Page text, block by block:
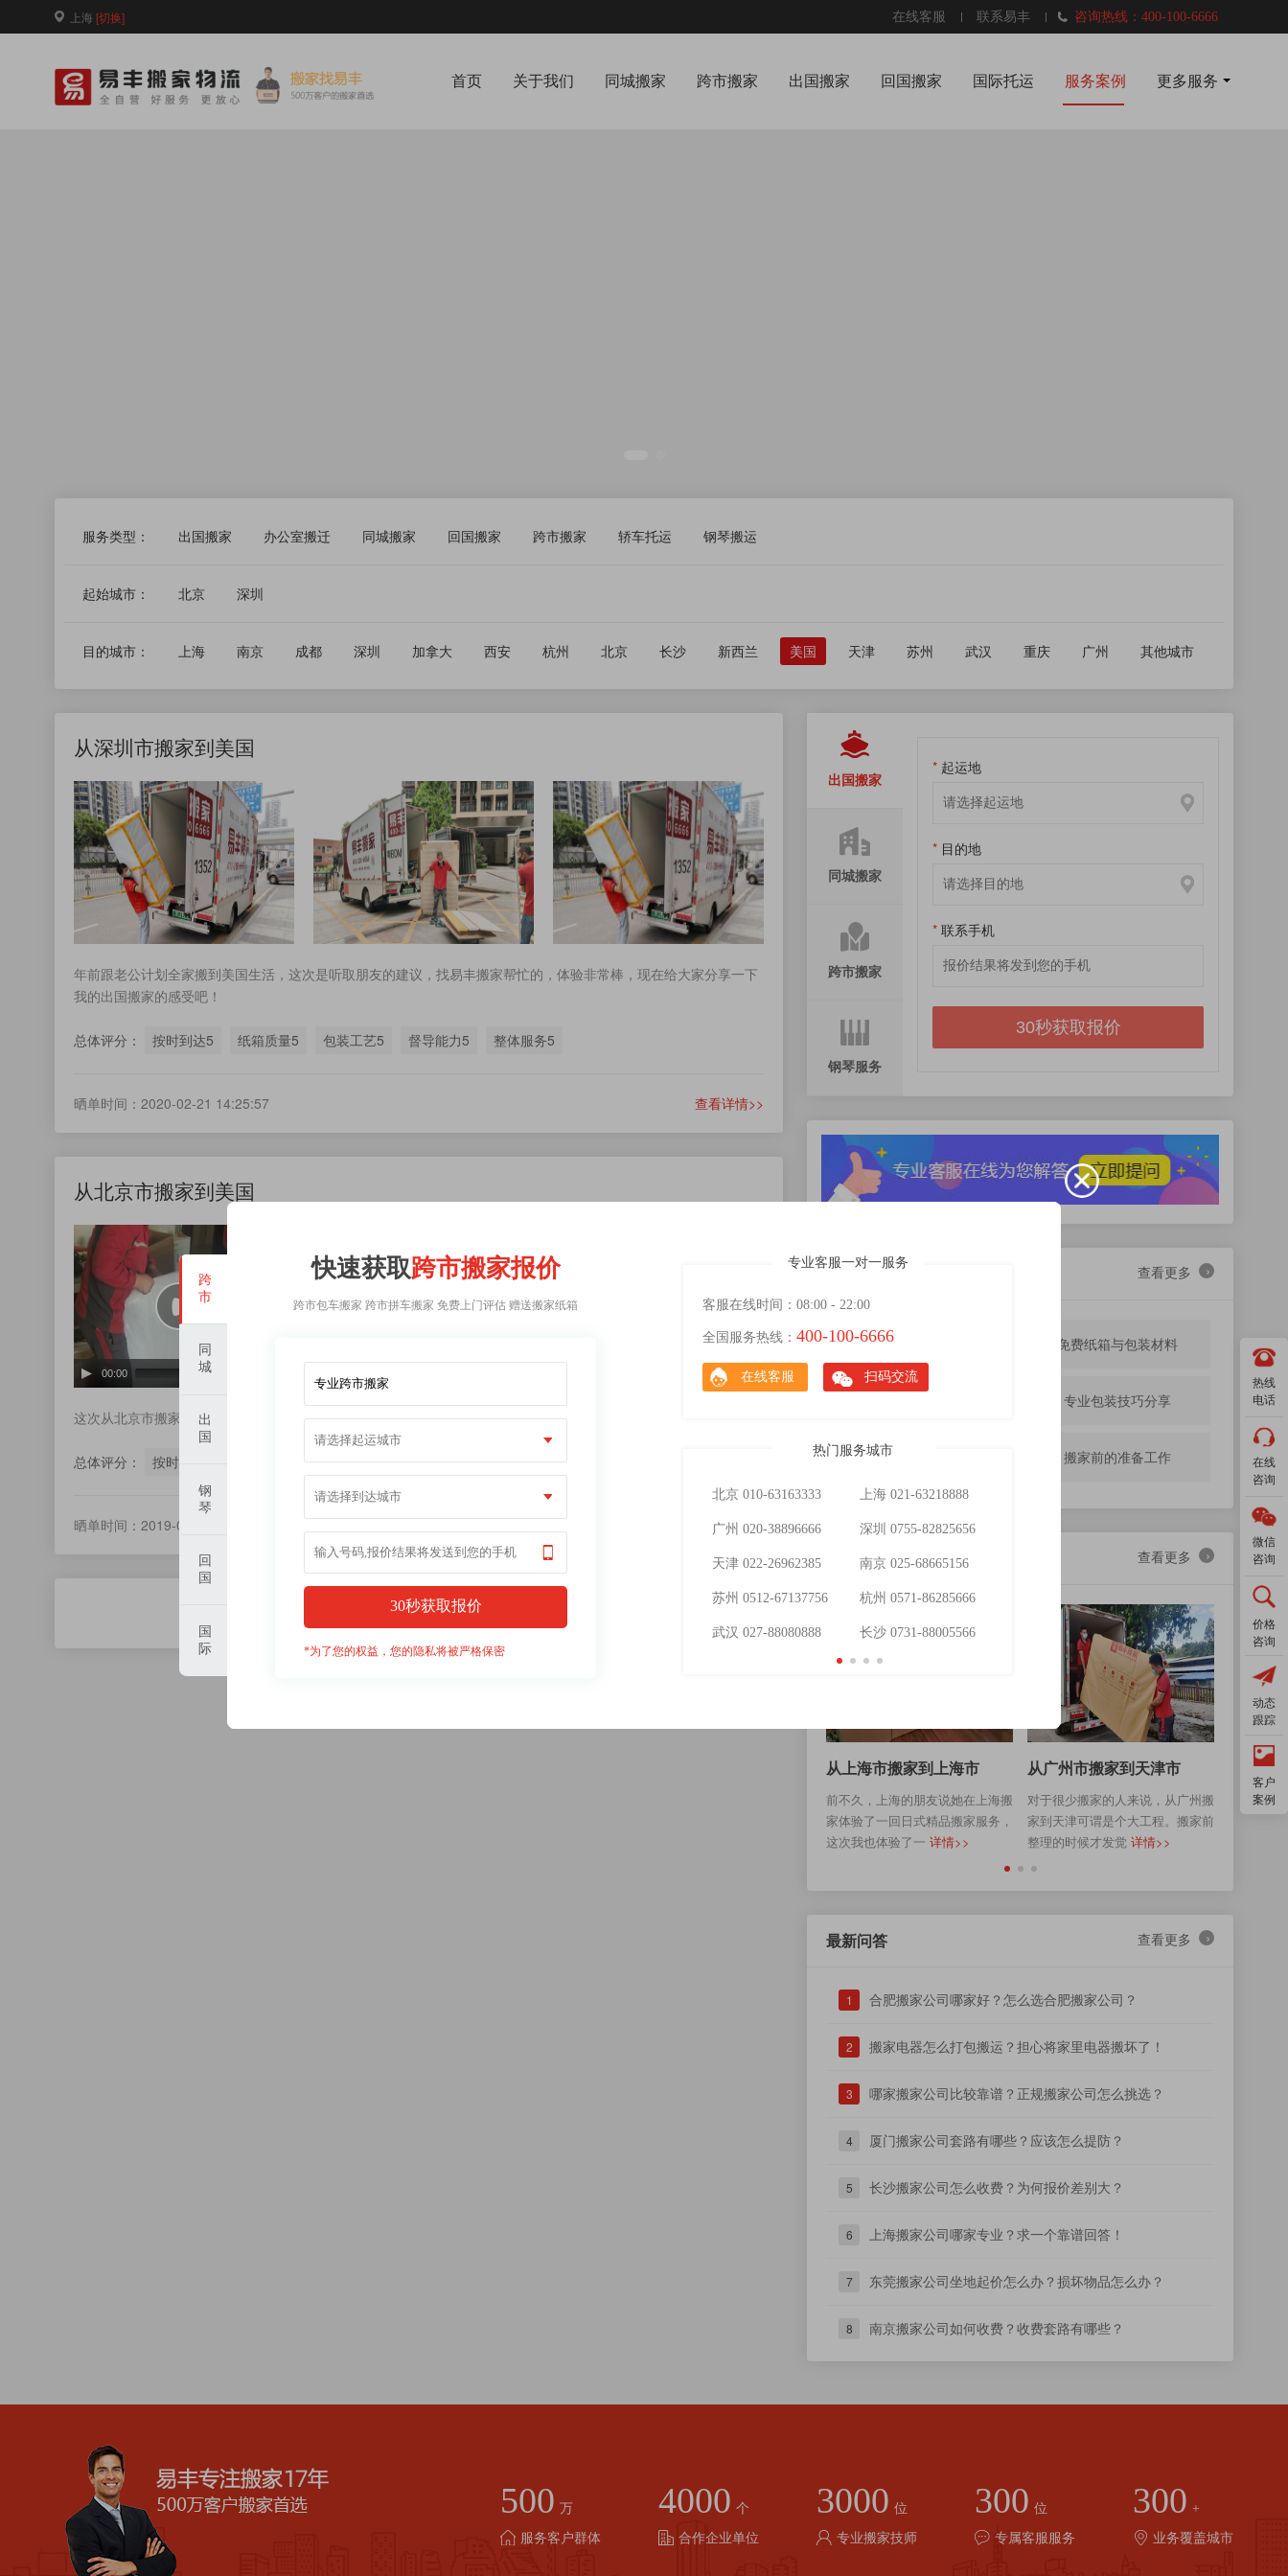
上海 [切换] 在线客服 联系易丰 咨询热线：400-100-6666
首页 关于我们 同城搬家 跨市搬家 出国搬家 回国搬家 国际托运 服务案例 更多服务
服务类型： 出国搬家 办公室搬迁 同城搬家 回国搬家 跨市搬家 轿车托运 钢琴搬运
起始城市： 北京 深圳
目的城市： 上海 南京 成都 深圳 加拿大 西安 杭州 北京 长沙 新西兰 美国 天津 苏州 武汉 重庆 广州 其他城市
从深圳市搬家到美国
年前跟老公计划全家搬到美国生活，这次是听取朋友的建议，找易丰搬家帮忙的，体验非常棒，现在给大家分享一下
我的出国搬家的感受吧！
总体评分： 按时到达5 纸箱质量5 包装工艺5 督导能力5 整体服务5
晒单时间：2020-02-21 14:25:57 查看详情>>
从北京市搬家到美国
00:00
这次从北京市搬家到美国，我跟我先生在对比了多家出国搬家公司之后，还是更倾向于易丰搬家海运服务。
总体评分： 按时到达5 包装工艺5 督导能力5 整体服务5
晒单时间：2019-09-25 17:35:23 查看详情>>
共1页2 条记录
出国搬家
同城搬家
跨市搬家
钢琴服务
* 起运地
* 目的地
* 联系手机
30秒获取报价
跨市搬家常见问题 查看更多 ›
跨市搬家常见问题 免费纸箱与包装材料
专业包装技巧分享
保险条款索赔流程 搬家前的准备工作
最新包装案例回顾 查看更多 ›
从上海市搬家到上海市
前不久，上海的朋友说她在上海搬
家体验了一回日式精品搬家服务，
这次我也体验了一 详情>>
从广州市搬家到天津市
对于很少搬家的人来说，从广州搬
家到天津可谓是个大工程。搬家前
整理的时候才发觉 详情>>
从深圳
前段时
最新问答 查看更多 ›
1 合肥搬家公司哪家好？怎么选合肥搬家公司？
2 搬家电器怎么打包搬运？担心将家里电器搬坏了！
3 哪家搬家公司比较靠谱？正规搬家公司怎么挑选？
4 厦门搬家公司套路有哪些？应该怎么提防？
5 长沙搬家公司怎么收费？为何报价差别大？
6 上海搬家公司哪家专业？求一个靠谱回答！
7 东莞搬家公司坐地起价怎么办？损坏物品怎么办？
8 南京搬家公司如何收费？收费套路有哪些？
500 万
服务客户群体
4000 个
合作企业单位
3000 位
专业搬家技师
300 位
专属客服服务
300 +
业务覆盖城市
热线
电话
在线
咨询
微信
咨询
价格
咨询
动态
跟踪
客户
案例
跨
市
同
城
出
国
钢
琴
回
国
国
际
快速获取跨市搬家报价
跨市包车搬家 跨市拼车搬家 免费上门评估 赠送搬家纸箱
*为了您的权益，您的隐私将被严格保密
专业客服一对一服务
客服在线时间：08:00 - 22:00
全国服务热线： 400-100-6666
在线客服 扫码交流
热门服务城市
北京 010-63163333 上海 021-63218888
广州 020-38896666 深圳 0755-82825656
天津 022-26962385 南京 025-68665156
苏州 0512-67137756 杭州 0571-86285666
武汉 027-88080888 长沙 0731-88005566
重庆 023-66157888
宁波 0574-87845710
西安 029-84412259
佛山 0757-85106356 中山 0760-88807856